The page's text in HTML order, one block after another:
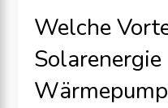
Welche
Solarenergie